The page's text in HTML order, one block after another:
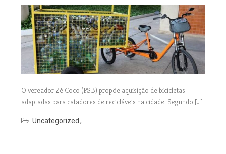
O vereador Zé Coco (PSB) propõe aquisição de bicicletas
adaptadas para catadores de recicláveis na cidade. Segundo […]
Uncategorized